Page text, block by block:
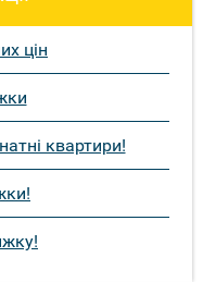
цін
квартири!